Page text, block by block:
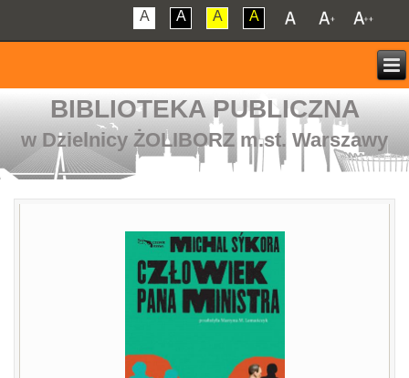
A A A A
BIBLIOTEKA PUBLICZNA
w Dzielnicy ŻOLIBORZ m.st. Warszawy